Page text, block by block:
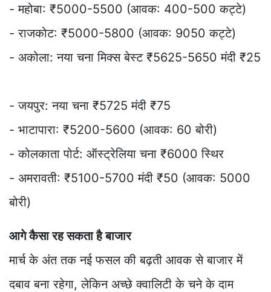
- महोबा: ₹5000-5500 (आवक: 400-500 कट्टे)
- राजकोट: ₹5000-5800 (आवक: 9050 कट्टे)
- अकोला: नया चना मिक्स बेस्ट ₹5625-5650 मंदी ₹25
- जयपुर: नया चना ₹5725 मंदी ₹75
- भाटापारा: ₹5200-5600 (आवक: 60 बोरी)
- कोलकाता पोर्ट: ऑस्ट्रेलिया चना ₹6000 स्थिर
- अमरावती: ₹5100-5700 मंदी ₹50 (आवक: 5000
बोरी)
आगे कैसा रह सकता है बाजार
मार्च के अंत तक नई फसल की बढ़ती आवक से बाजार में
दबाव बना रहेगा, लेकिन अच्छे क्वालिटी के चने के दाम